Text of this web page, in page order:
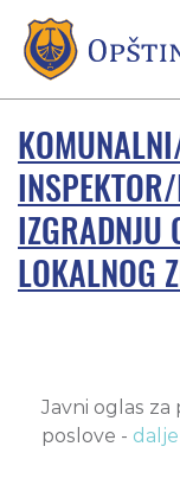
IZGRADNJU
LOKALNOG
Javni oglas
poslove - dalje